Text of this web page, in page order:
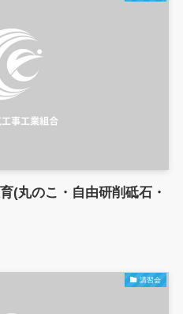
(丸のこ・自由研削砥石・
講習会